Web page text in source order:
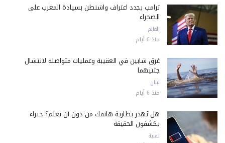
ترامب يجدد اعتراف واشنطن بسيادة المغرب على
الصحراء
العالم
منذ 6 أيام
غرق شابين في العقيبة وعمليات متواصلة لانتشال
جثتيهما
لبنان
منذ 6 أيام
هل تُهدر بطارية هاتفك من دون أن تعلم؟ خبراء
يكشفون الحقيقة
تقنية